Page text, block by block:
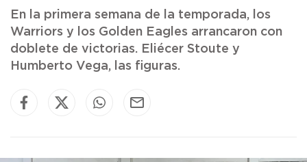
En la primera semana de la temporada, los
Warriors y los Golden Eagles arrancaron con
doblete de victorias. Eliécer Stoute y
Humberto Vega, las figuras.